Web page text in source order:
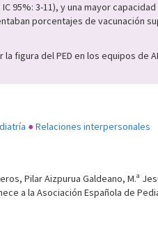
95%: 3-11), y una mayor
porcentajes de vacunación
figura del PED en los equipos de
●Relaciones interpersonales
Pilar Aizpurua Galdeano, M.ª
a la Asociación Española de